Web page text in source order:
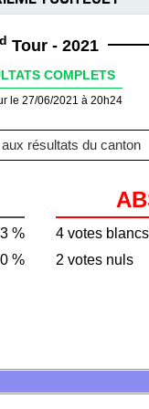
Tour - 2021
COMPLETS
le 27/06/2021 à 20h24
résultats du canton
%
%
4 votes blancs
2 votes nuls